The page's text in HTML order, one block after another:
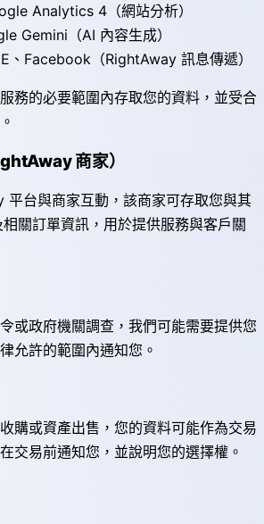
Analytics 4（網站分析）
Gemini（AI 內容生成）
、Facebook（RightAway 訊息傳遞）
務的必要範圍內存取您的資料，並受合
商家）
平台與商家互動，該商家可存取您與其
關訂單資訊，用於提供服務與客戶關
或政府機關調查，我們可能需要提供您
允許的範圍內通知您。
購或資產出售，您的資料可能作為交易
交易前通知您，並說明您的選擇權。